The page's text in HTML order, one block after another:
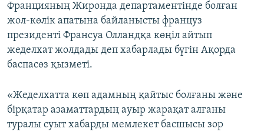
Францияның Жиронда департаментінде болған
жол-көлік апатына байланысты француз
президенті Франсуа Олландқа көңіл айтып
жеделхат жолдады деп хабарлады бүгін Ақорда
баспасөз қызметі.
«Жеделхатта көп адамның қайтыс болғаны және
бірқатар азаматтардың ауыр жарақат алғаны
туралы суыт хабарды мемлекет басшысы зор